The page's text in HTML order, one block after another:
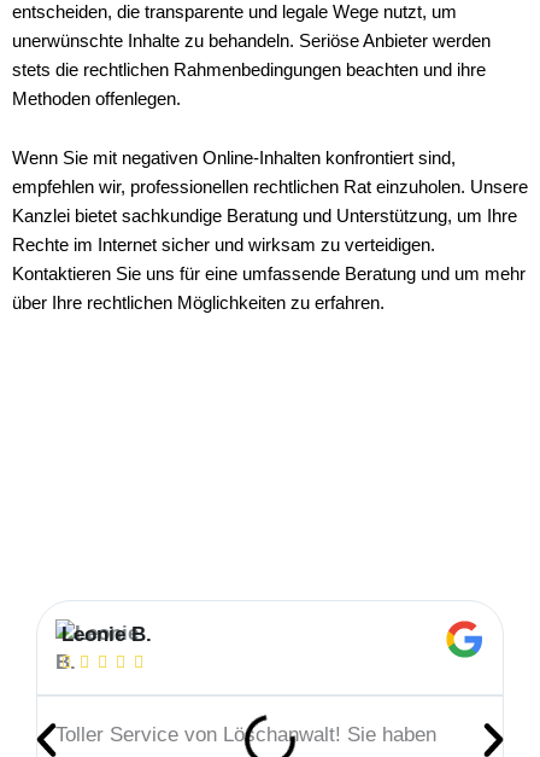
entscheiden, die transparente und legale Wege nutzt, um
unerwünschte Inhalte zu behandeln. Seriöse Anbieter werden
stets die rechtlichen Rahmenbedingungen beachten und ihre
Methoden offenlegen.
Wenn Sie mit negativen Online-Inhalten konfrontiert sind,
empfehlen wir, professionellen rechtlichen Rat einzuholen. Unsere
Kanzlei bietet sachkundige Beratung und Unterstützung, um Ihre
Rechte im Internet sicher und wirksam zu verteidigen.
Kontaktieren Sie uns für eine umfassende Beratung und um mehr
über Ihre rechtlichen Möglichkeiten zu erfahren.
Leonie B.
    
Toller Service von Löschanwalt! Sie haben